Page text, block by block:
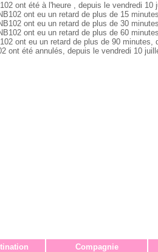
ont été à l'heure , depuis le vendredi 10
ont eu un retard de plus de 15
ont eu un retard de plus de 30
ont eu un retard de plus de 60
ont eu un retard de plus de 90 minutes,
ont été annulés, depuis le vendredi 10
Compagnie